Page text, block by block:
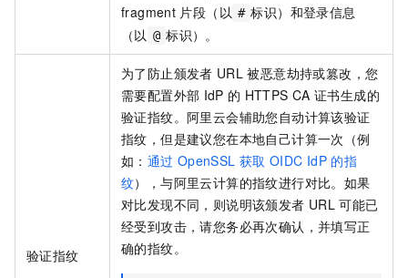
fragment 片段（以 # 标识）和登录信息
（以 @ 标识）。
验证指纹
为了防止颁发者 URL 被恶意劫持或篡改，您
需要配置外部 IdP 的 HTTPS CA 证书生成的
验证指纹。阿里云会辅助您自动计算该验证
指纹，但是建议您在本地自己计算一次（例
如： 通过 OpenSSL 获取 OIDC IdP 的指
纹），与阿里云计算的指纹进行对比。如果
对比发现不同，则说明该颁发者 URL 可能已
经受到攻击，请您务必再次确认，并填写正
确的指纹。